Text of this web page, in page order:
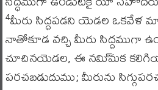
4మీరు సిద్ధపడని యెడల
నాతోకూడ వచ్చి మీరు సిద్ధముగా
చూచినయెడల, ఈ నమి్మక
పరచబడుదుము; మీరును